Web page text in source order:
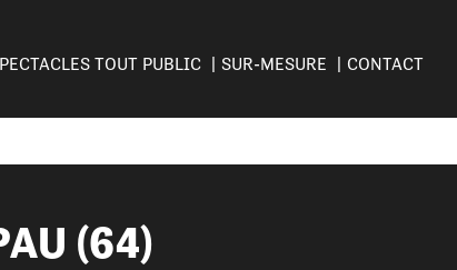
TOUT PUBLIC SUR-MESURE CONTACT
(64)